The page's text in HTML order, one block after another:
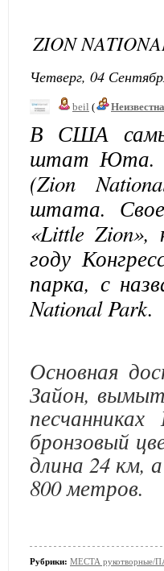
ZION
Четверг, 04
beil (
В США
штат Юта.
(Zion
штата.
«Little Zion»,
году
парка, с
National Park.
Основная
Зайон,
бронзовый
длина 24 км,
800 метров.
Рубрики: МЕСТА рукотворные/